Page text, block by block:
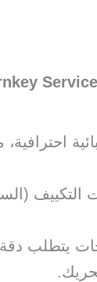
احترافية،
يتطلب